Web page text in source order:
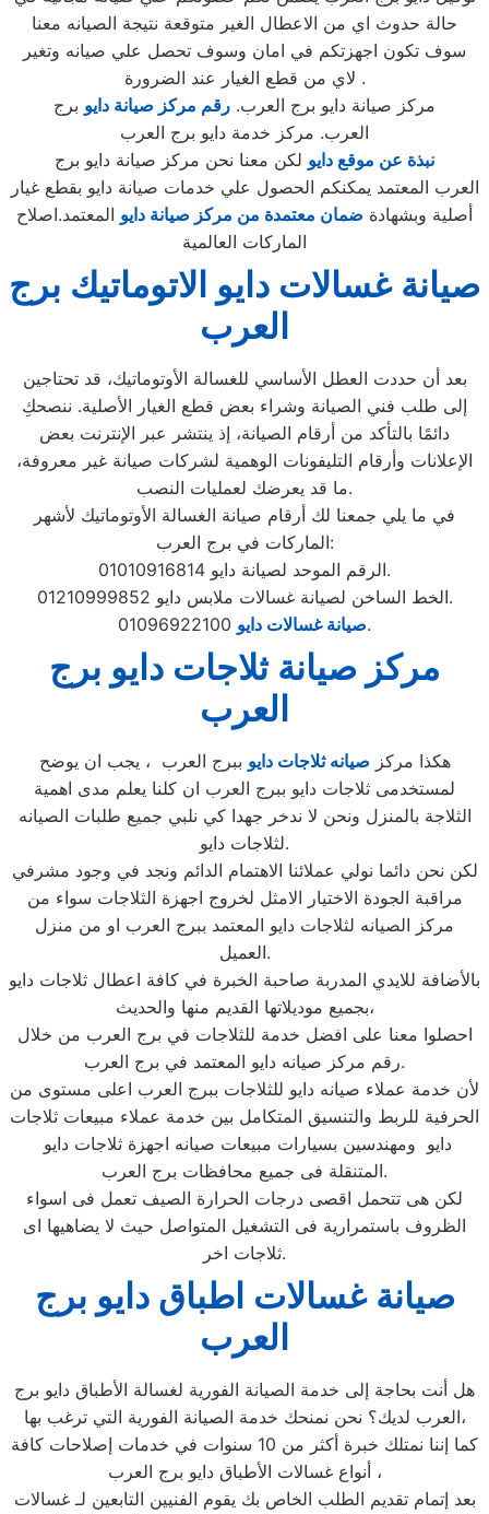
حالة حدوث اي من الاعطال الغير متوقعة نتيجة الصيانه معنا
سوف تكون اجهزتكم في امان وسوف تحصل علي صيانه وتغير
لاي من قطع الغيار عند الضرورة .
مركز صيانة دايو برج العرب. رقم مركز صيانة دايو برج
العرب. مركز خدمة دايو برج العرب
نبذة عن موقع دايو لكن معنا نحن مركز صيانة دايو برج
العرب المعتمد يمكنكم الحصول علي خدمات صيانة دايو بقطع غيار
أصلية وبشهادة ضمان معتمدة من مركز صيانة دايو المعتمد.اصلاح
الماركات العالمية
صيانة غسالات دايو الاتوماتيك برج
العرب
بعد أن حددت العطل الأساسي للغسالة الأوتوماتيك، قد تحتاجين
إلى طلب فني الصيانة وشراء بعض قطع الغيار الأصلية. ننصحكِ
دائمًا بالتأكد من أرقام الصيانة، إذ ينتشر عبر الإنترنت بعض
الإعلانات وأرقام التليفونات الوهمية لشركات صيانة غير معروفة،
ما قد يعرضك لعمليات النصب.
في ما يلي جمعنا لك أرقام صيانة الغسالة الأوتوماتيك لأشهر
الماركات في برج العرب:
الرقم الموحد لصيانة دايو 01010916814.
الخط الساخن لصيانة غسالات ملابس دايو 01210999852.
صيانة غسالات دايو01096922100.
مركز صيانة ثلاجات دايو برج
العرب
هكذا مركز صيانه ثلاجات دايو ببرج العرب ، يجب ان يوضح
لمستخدمى ثلاجات دايو ببرج العرب ان كلنا يعلم مدى اهمية
الثلاجة بالمنزل ونحن لا ندخر جهدا كي نلبي جميع طلبات الصيانه
لثلاجات دايو.
لكن نحن دائما نولي عملائنا الاهتمام الدائم ونجد في وجود مشرفي
مراقبة الجودة الاختيار الامثل لخروج اجهزة الثلاجات سواء من
مركز الصيانه لثلاجات دايو المعتمد ببرج العرب او من منزل
العميل.
بالأضافة للايدي المدربة صاحبة الخبرة في كافة اعطال ثلاجات دايو
بجميع موديلاتها القديم منها والحديث،
احصلوا معنا على افضل خدمة للثلاجات في برج العرب من خلال
رقم مركز صيانه دايو المعتمد في برج العرب.
لأن خدمة عملاء صيانه دايو للثلاجات ببرج العرب اعلى مستوى من
الحرفية للربط والتنسيق المتكامل بين خدمة عملاء مبيعات ثلاجات
دايو ومهندسين بسيارات مبيعات صيانه اجهزة ثلاجات دايو
المتنقلة فى جميع محافظات برج العرب.
لكن هى تتحمل اقصى درجات الحرارة الصيف تعمل فى اسواء
الظروف باستمرارية فى التشغيل المتواصل حيث لا يضاهيها اى
ثلاجات اخر.
صيانة غسالات اطباق دايو برج
العرب
هل أنت بحاجة إلى خدمة الصيانة الفورية لغسالة الأطباق دايو برج
العرب لديك؟ نحن نمنحك خدمة الصيانة الفورية التي ترغب بها،
كما إننا نمتلك خبرة أكثر من 10 سنوات في خدمات إصلاحات كافة
أنواع غسالات الأطباق دايو برج العرب ،
بعد إتمام تقديم الطلب الخاص بك يقوم الفنيين التابعين لـ غسالات